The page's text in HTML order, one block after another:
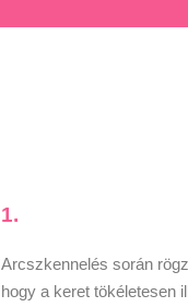
1.
Arcszkennelés során
hogy a keret tökéletesen